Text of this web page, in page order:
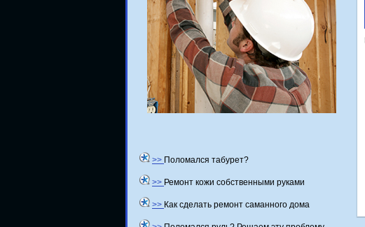
>> Поломался табурет?
>> Ремонт кожи собственными руками
>> Как сделать ремонт саманного дома